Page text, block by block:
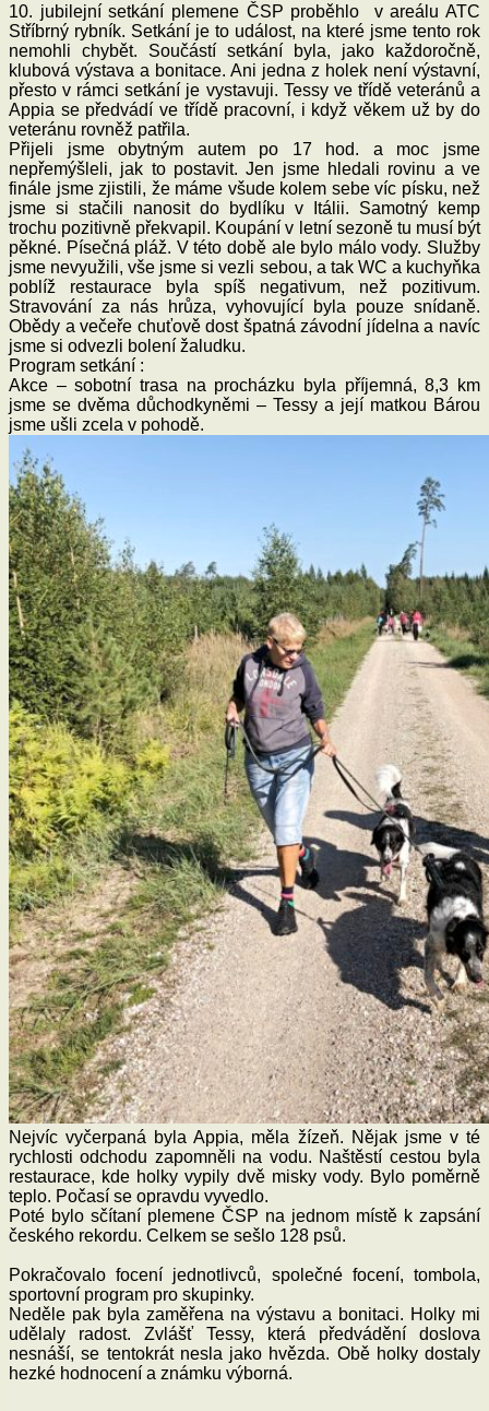
10. jubilejní setkání plemene ČSP proběhlo v areálu ATC
Stříbrný rybník. Setkání je to událost, na které jsme tento rok
nemohli chybět. Součástí setkání byla, jako každoročně,
klubová výstava a bonitace. Ani jedna z holek není výstavní,
přesto v rámci setkání je vystavuji. Tessy ve třídě veteránů a
Appia se předvádí ve třídě pracovní, i když věkem už by do
veteránu rovněž patřila.
Přijeli jsme obytným autem po 17 hod. a moc jsme
nepřemýšleli, jak to postavit. Jen jsme hledali rovinu a ve
finále jsme zjistili, že máme všude kolem sebe víc písku, než
jsme si stačili nanosit do bydlíku v Itálii. Samotný kemp
trochu pozitivně překvapil. Koupání v letní sezoně tu musí být
pěkné. Písečná pláž. V této době ale bylo málo vody. Služby
jsme nevyužili, vše jsme si vezli sebou, a tak WC a kuchyňka
poblíž restaurace byla spíš negativum, než pozitivum.
Stravování za nás hrůza, vyhovující byla pouze snídaně.
Obědy a večeře chuťově dost špatná závodní jídelna a navíc
jsme si odvezli bolení žaludku.
Program setkání :
Akce – sobotní trasa na procházku byla příjemná, 8,3 km
jsme se dvěma důchodkyněmi – Tessy a její matkou Bárou
jsme ušli zcela v pohodě.
Nejvíc vyčerpaná byla Appia, měla žízeň. Nějak jsme v té
rychlosti odchodu zapomněli na vodu. Naštěstí cestou byla
restaurace, kde holky vypily dvě misky vody. Bylo poměrně
teplo. Počasí se opravdu vyvedlo.
Poté bylo sčítaní plemene ČSP na jednom místě k zapsání
českého rekordu. Celkem se sešlo 128 psů.
Pokračovalo focení jednotlivců, společné focení, tombola,
sportovní program pro skupinky.
Neděle pak byla zaměřena na výstavu a bonitaci. Holky mi
udělaly radost. Zvlášť Tessy, která předvádění doslova
nesnáší, se tentokrát nesla jako hvězda. Obě holky dostaly
hezké hodnocení a známku výborná.